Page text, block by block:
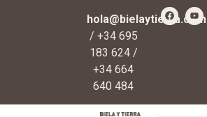
hola@bielaytierra.com
/ +34 695
183 624 /
+34 664
640 484